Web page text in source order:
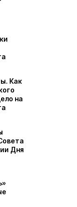
Как
на
Дня